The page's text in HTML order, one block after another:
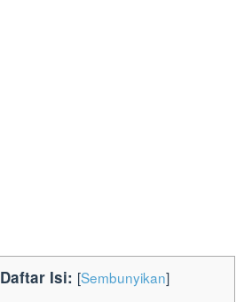
Daftar Isi: [Sembunyikan]